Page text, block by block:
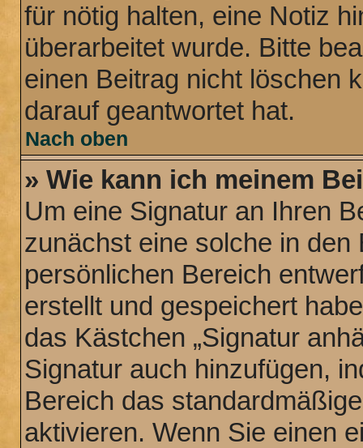
für nötig halten, eine Notiz
überarbeitet wurde. Bitte
einen Beitrag nicht löschen
darauf geantwortet hat.
Nach oben
» Wie kann ich meinem
Um eine Signatur an Ihren
zunächst eine solche in den
persönlichen Bereich
erstellt und gespeichert
das Kästchen „Signatur
Signatur auch hinzufügen,
Bereich das
aktivieren. Wenn Sie einen